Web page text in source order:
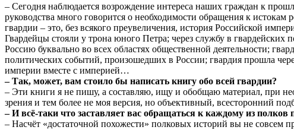
– Сегодня наблюдается возрождение интереса наших граждан к
руководства много говорится о необходимости обращения к истокам
гвардии – это, без всякого преувеличения, история Российской
Гвардейцы стояли у трона юного Петра; через службу в
Россию буквально во всех областях общественной деятельности;
политических событий, произошедших в России; гвардия прошла
империи вместе с империей…
– Так, может, вам стоило бы написать книгу обо всей гвардии?
– Эти книги я не пишу, а составляю, ищу и обобщаю материал, при
зрения и тем более не моя версия, но объективный, всесторонний
– И всё-таки что заставляет вас обращаться к каждому из
– Насчёт «достаточной похожести» полковых историй вы не совсем